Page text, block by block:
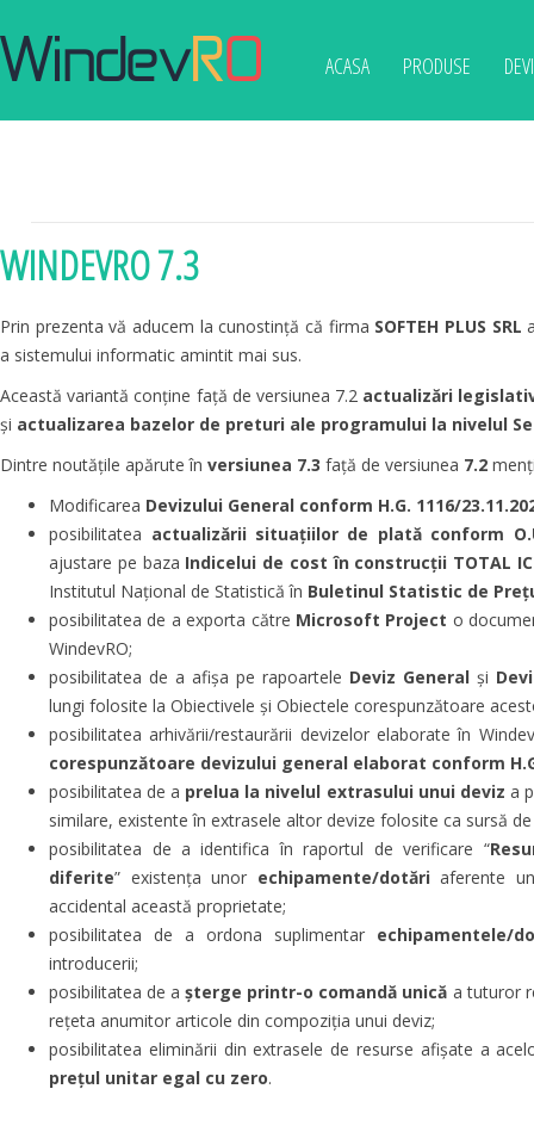
ACASA PRODUSE
WINDEVRO 7.3
Prin prezenta vă aducem la cunostință că firma SOFTEH PLUS SRL
a sistemului informatic amintit mai sus.
Această variantă conține față de versiunea 7.2 actualizări
și actualizarea bazelor de preturi ale programului la nivelul
Dintre noutățile apărute în versiunea 7.3 față de versiunea 7.2
Modificarea Devizului General conform H.G. 1116/
posibilitatea actualizării situațiilor de plată conform
ajustare pe baza Indicelui de cost în construcții TOTAL
Institutul Național de Statistică în Buletinul Statistic de
posibilitatea de a exporta către Microsoft Project o
WindevRO;
posibilitatea de a afișa pe rapoartele Deviz General și
lungi folosite la Obiectivele și Obiectele corespunzătoare
posibilitatea arhivării/restaurării devizelor elaborate în
corespunzătoare devizului general elaborat conform
posibilitatea de a prelua la nivelul extrasului unui deviz a
similare, existente în extrasele altor devize folosite ca sursă
posibilitatea de a identifica în raportul de verificare “
diferite” existența unor echipamente/dotăriaferente
accidental această proprietate;
posibilitatea de a ordona suplimentar echipamentele/
introducerii;
posibilitatea de așterge printr-o comandă unică a tuturor
rețeta anumitor articole din compoziția unui deviz;
posibilitatea eliminării din extrasele de resurse afișate a
prețul unitar egal cu zero.